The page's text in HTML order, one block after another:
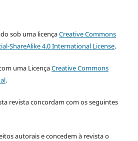
sob uma licençaCreative Commons
ShareAlike 4.0 International License.
uma LicençaCreative Commons
.
revista concordam com os seguintes
autorais e concedem à revista o